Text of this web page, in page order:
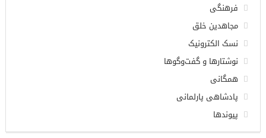
فرهنگی
مجاهدین خلق
نسک الکترونیک
نوشتارها و گفت‌وگوها
همگانی
پادشاهی پارلمانی
پیوندها